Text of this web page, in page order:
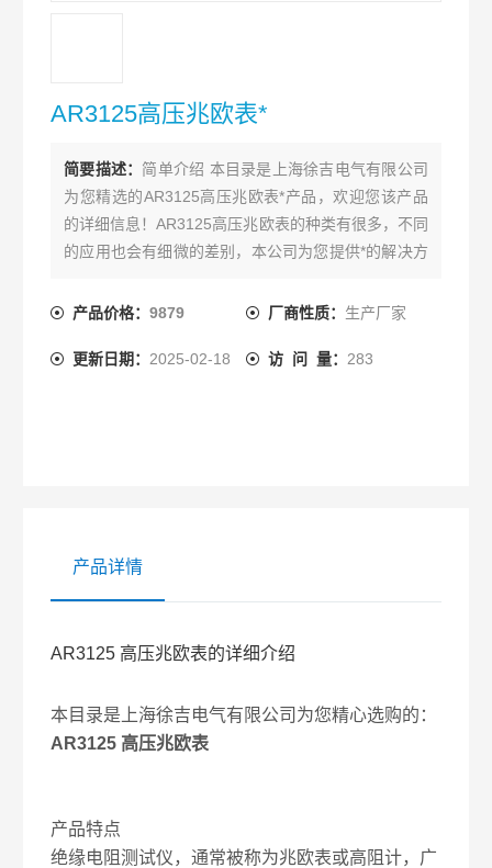
AR3125高压兆欧表*
简要描述： 简单介绍 本目录是上海徐吉电气有限公司
为您精选的AR3125高压兆欧表*产品，欢迎您该产品
的详细信息！AR3125高压兆欧表的种类有很多，不同
的应用也会有细微的差别，本公司为您提供*的解决方
产品价格：9879 厂商性质： 生产厂家
更新日期： 2025-02-18 访 问 量： 283
产品详情
AR3125 高压兆欧表的详细介绍
本目录是上海徐吉电气有限公司为您精心选购的：
AR3125 高压兆欧表
产品特点
绝缘电阻测试仪，通常被称为兆欧表或高阻计，广